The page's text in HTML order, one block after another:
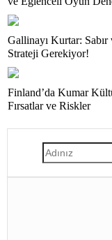
Gallinayı Kurtar: Sabır
Strateji Gerekiyor!
Finland’da Kumar
Fırsatlar ve Riskler